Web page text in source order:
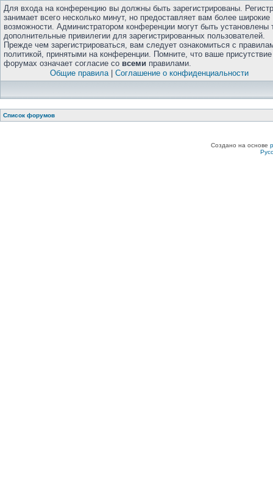
Для входа на конференцию вы должны быть зарегистрированы.
занимает всего несколько минут, но предоставляет вам более широкие
возможности. Администратором конференции могут быть установлены
дополнительные привилегии для зарегистрированных пользователей.
Прежде чем зарегистрироваться, вам следует ознакомиться с
политикой, принятыми на конференции. Помните, что ваше
форумах означает согласие со всеми правилами.
Общие правила| Соглашение о конфиденциальности
Список форумов
Создано на основе